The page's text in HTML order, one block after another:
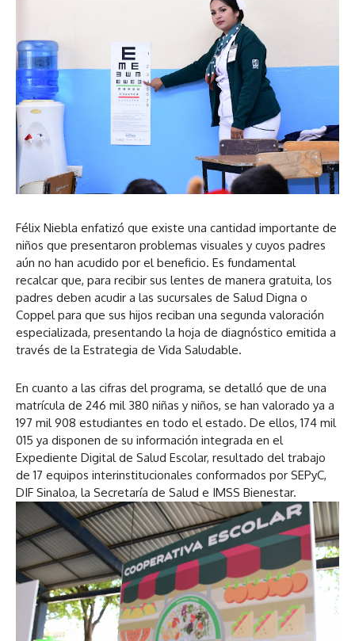
Félix Niebla enfatizó que existe una cantidad importante de
niños que presentaron problemas visuales y cuyos padres
aún no han acudido por el beneficio. Es fundamental
recalcar que, para recibir sus lentes de manera gratuita, los
padres deben acudir a las sucursales de Salud Digna o
Coppel para que sus hijos reciban una segunda valoración
especializada, presentando la hoja de diagnóstico emitida a
través de la Estrategia de Vida Saludable.
En cuanto a las cifras del programa, se detalló que de una
matrícula de 246 mil 380 niñas y niños, se han valorado ya a
197 mil 908 estudiantes en todo el estado. De ellos, 174 mil
015 ya disponen de su información integrada en el
Expediente Digital de Salud Escolar, resultado del trabajo
de 17 equipos interinstitucionales conformados por SEPyC,
DIF Sinaloa, la Secretaría de Salud e IMSS Bienestar.